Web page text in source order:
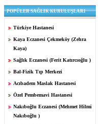
POPÜLER SAĞLIK KURULUŞLARI
Türkiye Hastanesi
Kaya Eczanesi Çekmeköy (Zehra
Kaya)
Sağlık Eczanesi (Ferit Katırcıoğlu )
Bal-Fizik Tıp Merkezi
Acıbadem Maslak Hastanesi
Özel Pembemavi Hastanesi
Nakıboğlu Eczanesi (Mehmet Hilmi
Nakıboğlu )